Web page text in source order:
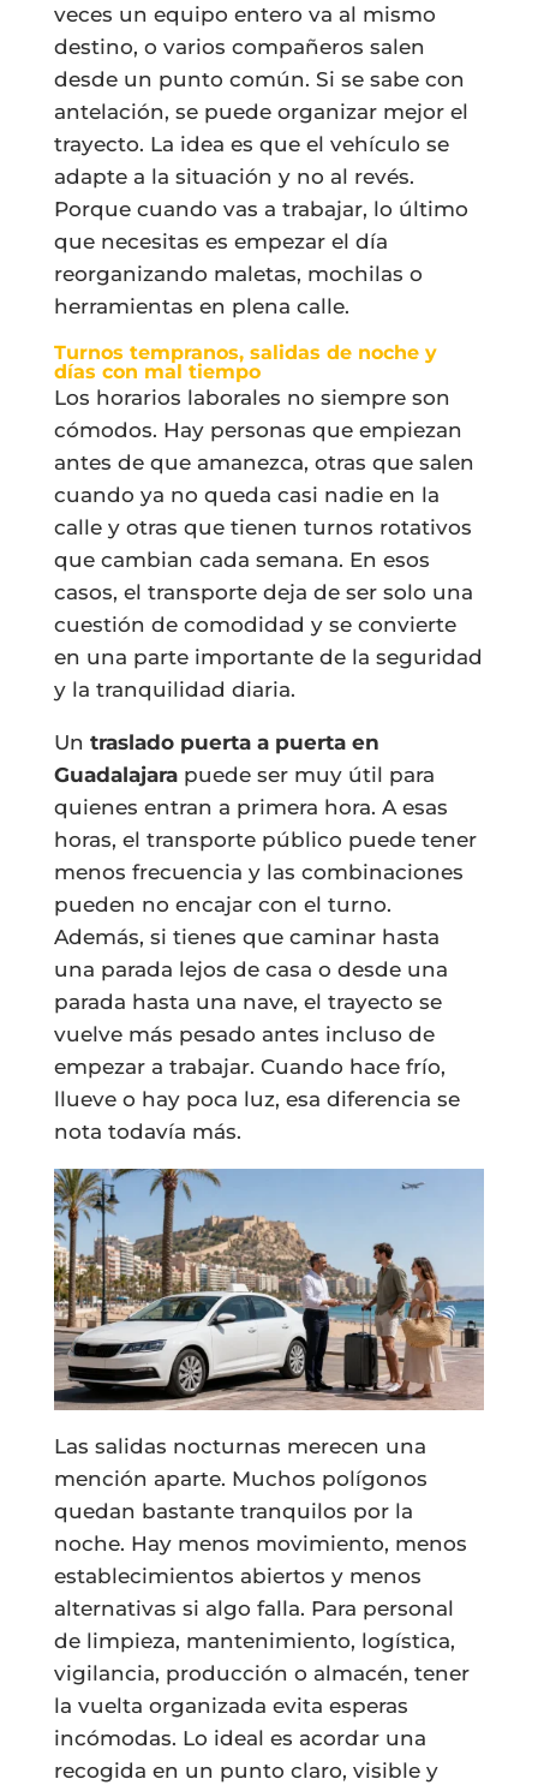
veces un equipo entero va al mismo
destino, o varios compañeros salen
desde un punto común. Si se sabe con
antelación, se puede organizar mejor el
trayecto. La idea es que el vehículo se
adapte a la situación y no al revés.
Porque cuando vas a trabajar, lo último
que necesitas es empezar el día
reorganizando maletas, mochilas o
herramientas en plena calle.
Turnos tempranos, salidas de noche y
días con mal tiempo
Los horarios laborales no siempre son
cómodos. Hay personas que empiezan
antes de que amanezca, otras que salen
cuando ya no queda casi nadie en la
calle y otras que tienen turnos rotativos
que cambian cada semana. En esos
casos, el transporte deja de ser solo una
cuestión de comodidad y se convierte
en una parte importante de la seguridad
y la tranquilidad diaria.
Un traslado puerta a puerta en
Guadalajarapuede ser muy útil para
quienes entran a primera hora. A esas
horas, el transporte público puede tener
menos frecuencia y las combinaciones
pueden no encajar con el turno.
Además, si tienes que caminar hasta
una parada lejos de casa o desde una
parada hasta una nave, el trayecto se
vuelve más pesado antes incluso de
empezar a trabajar. Cuando hace frío,
llueve o hay poca luz, esa diferencia se
nota todavía más.
Las salidas nocturnas merecen una
mención aparte. Muchos polígonos
quedan bastante tranquilos por la
noche. Hay menos movimiento, menos
establecimientos abiertos y menos
alternativas si algo falla. Para personal
de limpieza, mantenimiento, logística,
vigilancia, producción o almacén, tener
la vuelta organizada evita esperas
incómodas. Lo ideal es acordar una
recogida en un punto claro, visible y